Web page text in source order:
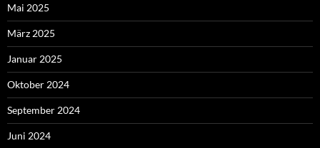
Mai 2025
März 2025
Januar 2025
Oktober 2024
September 2024
Juni 2024